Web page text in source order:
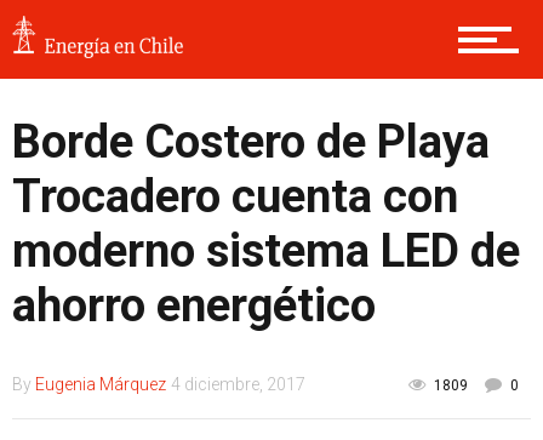
Borde Costero de Playa
Trocadero cuenta con
moderno sistema LED de
ahorro energético
By Eugenia Márquez 4 diciembre, 2017 1809 0